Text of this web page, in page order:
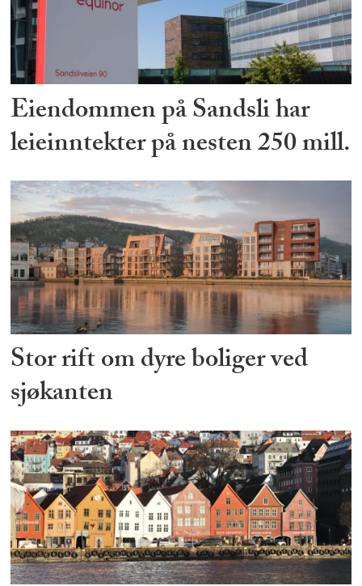
Eiendommen på Sandsli har
leieinntekter på nesten 250 mill.
Stor rift om dyre boliger ved
sjøkanten